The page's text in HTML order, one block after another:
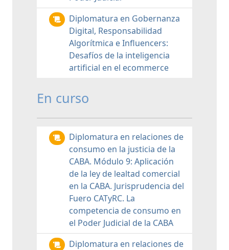
Diplomatura en Gobernanza
Digital, Responsabilidad
Algorítmica e Influencers:
Desafíos de la inteligencia
artificial en el ecommerce
En curso
Diplomatura en relaciones de
consumo en la justicia de la
CABA. Módulo 9: Aplicación
de la ley de lealtad comercial
en la CABA. Jurisprudencia del
Fuero CATyRC. La
competencia de consumo en
el Poder Judicial de la CABA
Diplomatura en relaciones de